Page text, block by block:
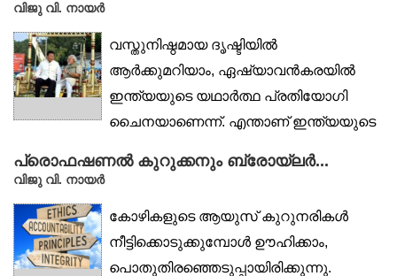
വിജു വി. നായര്‍
വസ്തുനിഷ്ഠമായ ദൃഷ്ടിയിൽ
ആർക്കുമറിയാം, ഏഷ്യാവൻകരയിൽ
ഇന്ത്യയുടെ യഥാർത്ഥ പ്രതിയോഗി
ചൈനയാണെന്ന്. എന്താണ് ഇന്ത്യയുടെ
പ്രൊഫഷണൽ കുറുക്കനും ബ്രോയ്‌ലർ...
വിജു വി. നായര്‍
കോഴികളുടെ ആയുസ് കുറുനരികൾ
നീട്ടിക്കൊടുക്കുമ്പോൾ ഊഹിക്കാം,
പൊതുതിരഞ്ഞെടുപ്പായിരിക്കുന്നു.